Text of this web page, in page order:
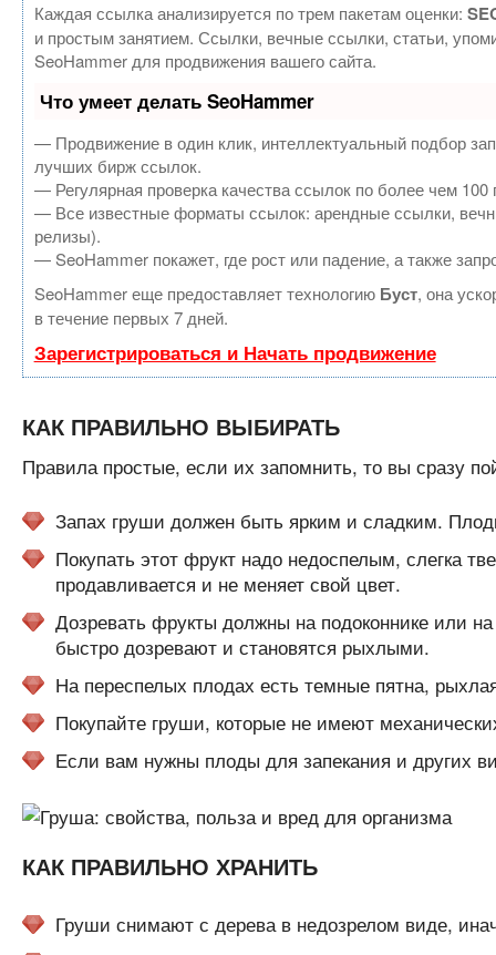
Каждая ссылка анализируется по трем пакетам оценки:
и простым занятием. Ссылки, вечные ссылки, статьи,
SeoHammer для продвижения вашего сайта.
Что умеет делать SeoHammer
— Продвижение в один клик, интеллектуальный подбор
лучших бирж ссылок.
— Регулярная проверка качества ссылок по более чем
— Все известные форматы ссылок: арендные ссылки,
релизы).
— SeoHammer покажет, где рост или падение, а также
SeoHammer еще предоставляет технологию Буст, она
в течение первых 7 дней.
Зарегистрироваться и Начать продвижение
КАК ПРАВИЛЬНО ВЫБИРАТЬ
Правила простые, если их запомнить, то вы сразу
Запах груши должен быть ярким и сладким.
Покупать этот фрукт надо недоспелым, слегка
продавливается и не меняет свой цвет.
Дозревать фрукты должны на подоконнике или
быстро дозревают и становятся рыхлыми.
На переспелых плодах есть темные пятна,
Покупайте груши, которые не имеют
Если вам нужны плоды для запекания и других
КАК ПРАВИЛЬНО ХРАНИТЬ
Груши снимают с дерева в недозрелом виде,